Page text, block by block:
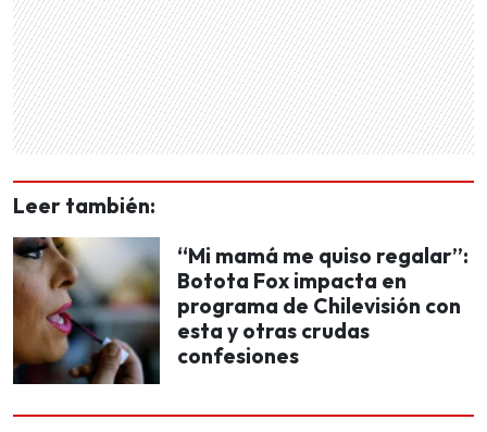
Leer también:
“Mi mamá me quiso regalar”:
Botota Fox impacta en
programa de Chilevisión con
esta y otras crudas
confesiones